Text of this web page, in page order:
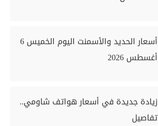
أسعار الحديد والأسمنت اليوم الخميس 6
أغسطس 2026
زيادة جديدة في أسعار هواتف شاومي..
تفاصيل